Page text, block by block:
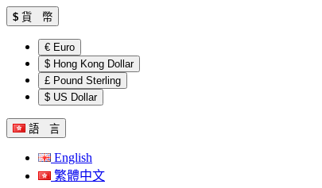
$ 貨 幣
€ Euro
$ Hong Kong Dollar
£ Pound Sterling
$ US Dollar
語 言
English
繁體中文